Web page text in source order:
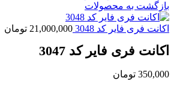
بازگشت به محصولات
اکانت فری فایر کد 3048 21,000,000 تومان
اکانت فری فایر کد 3047
350,000 تومان